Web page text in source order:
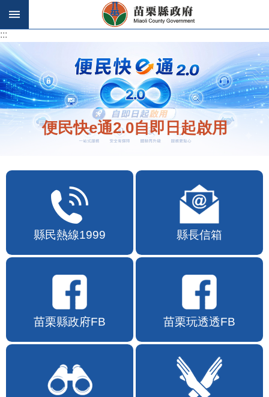
跳到主要內容區塊
:::
:::
便民快e通2.0自即日起啟用
縣民熱線1999 縣長信箱
苗栗縣政府FB 苗栗玩透透FB